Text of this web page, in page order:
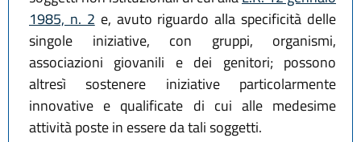
1985, n. 2 e, avuto riguardo alla specificità delle
singole iniziative, con gruppi, organismi,
associazioni giovanili e dei genitori; possono
altresì sostenere iniziative particolarmente
innovative e qualificate di cui alle medesime
attività poste in essere da tali soggetti.